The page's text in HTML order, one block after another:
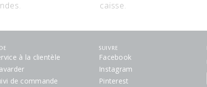
caisse.
à la clientèle
de commande
SUIVRE
Facebook
Instagram
Pinterest